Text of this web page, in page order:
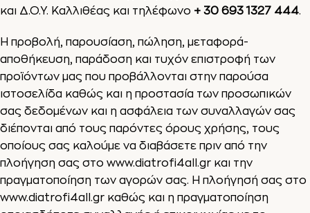
και Δ.Ο.Υ. Καλλιθέας και τηλέφωνο + 30 693 1327 444.
Η προβολή, παρουσίαση, πώληση, μεταφορά-
αποθήκευση, παράδοση και τυχόν επιστροφή των
προϊόντων μας που προβάλλονται στην παρούσα
ιστοσελίδα καθώς και η προστασία των προσωπικών
σας δεδομένων και η ασφάλεια των συναλλαγών σας
διέπονται από τους παρόντες όρους χρήσης, τους
οποίους σας καλούμε να διαβάσετε πριν από την
πλοήγηση σας στο www.diatrofi4all.gr και την
πραγματοποίηση των αγορών σας. Η πλοήγησή σας στο
www.diatrofi4all.gr καθώς και η πραγματοποίηση